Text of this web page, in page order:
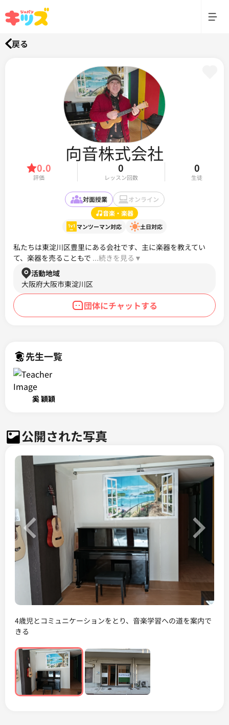
戻る
向音株式会社
0.0
評価
0
レッスン回数
0
生徒
対面授業
オンライン
音楽・楽器
マンツーマン対応 土日対応
私たちは東淀川区豊里にある会社です、主に楽器を教えてい
て、楽器を売ることもで ...続きを見る▼
活動地域
大阪府大阪市東淀川区
団体にチャットする
先生一覧
奚 穎穎
公開された写真
Previous Next
4歳児とコミュニケーションをとり、音楽学習への道を案内で
きる